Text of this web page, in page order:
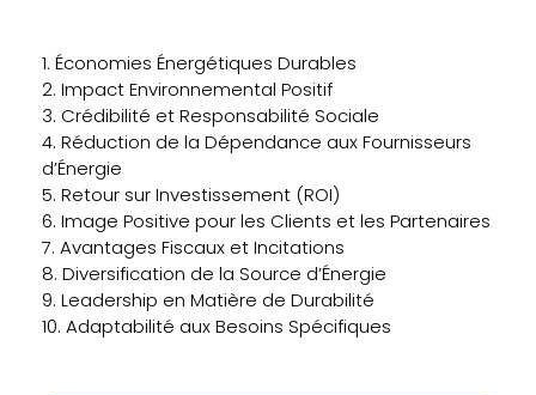
1. Économies Énergétiques Durables
2. Impact Environnemental Positif
3. Crédibilité et Responsabilité Sociale
4. Réduction de la Dépendance aux Fournisseurs
d’Énergie
5. Retour sur Investissement (ROI)
6. Image Positive pour les Clients et les Partenaires
7. Avantages Fiscaux et Incitations
8. Diversification de la Source d’Énergie
9. Leadership en Matière de Durabilité
10. Adaptabilité aux Besoins Spécifiques